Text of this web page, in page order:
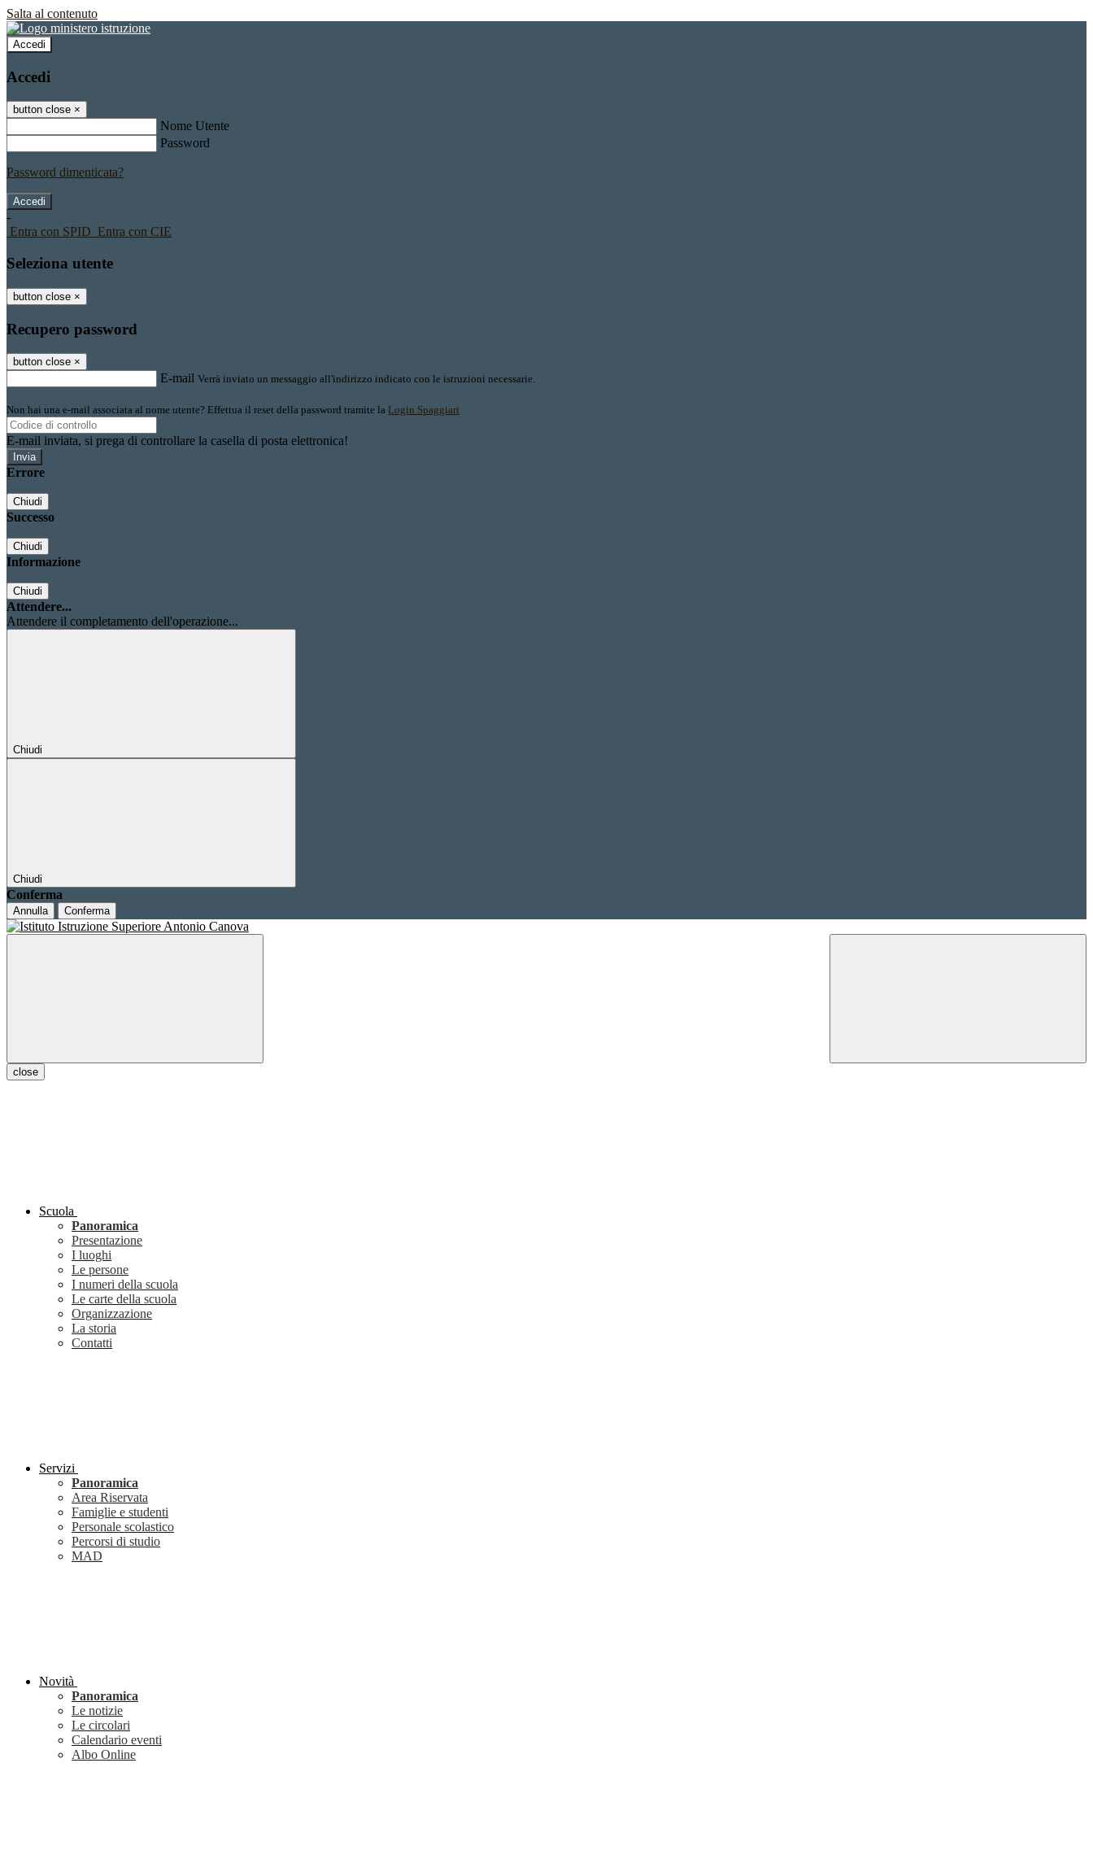
Salta al contenuto
Accedi
Accedi
button close ×
Nome Utente
Password
Password dimenticata?
-
Entra con SPID Entra con CIE
Seleziona utente
button close ×
Recupero password
button close ×
E-mail Verrà inviato un messaggio all'indirizzo indicato con le istruzioni necessarie.
Non hai una e-mail associata al nome utente? Effettua il reset della password tramite la Login Spaggiari
E-mail inviata, si prega di controllare la casella di posta elettronica!
Errore
Chiudi
Successo
Chiudi
Informazione
Chiudi
Attendere...
Attendere il completamento dell'operazione...
Chiudi
Chiudi
Conferma
Annulla Conferma
close
Scuola
Panoramica
Presentazione
I luoghi
Le persone
I numeri della scuola
Le carte della scuola
Organizzazione
La storia
Contatti
Servizi
Panoramica
Area Riservata
Famiglie e studenti
Personale scolastico
Percorsi di studio
MAD
Novità
Panoramica
Le notizie
Le circolari
Calendario eventi
Albo Online